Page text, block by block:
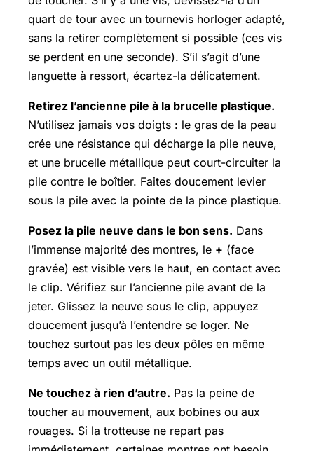
quart de tour avec un tournevis horloger adapté,
sans la retirer complètement si possible (ces vis
se perdent en une seconde). S’il s’agit d’une
languette à ressort, écartez-la délicatement.
Retirez l’ancienne pile à la brucelle plastique.
N’utilisez jamais vos doigts : le gras de la peau
crée une résistance qui décharge la pile neuve,
et une brucelle métallique peut court-circuiter la
pile contre le boîtier. Faites doucement levier
sous la pile avec la pointe de la pince plastique.
Posez la pile neuve dans le bon sens. Dans
l’immense majorité des montres, le + (face
gravée) est visible vers le haut, en contact avec
le clip. Vérifiez sur l’ancienne pile avant de la
jeter. Glissez la neuve sous le clip, appuyez
doucement jusqu’à l’entendre se loger. Ne
touchez surtout pas les deux pôles en même
temps avec un outil métallique.
Ne touchez à rien d’autre. Pas la peine de
toucher au mouvement, aux bobines ou aux
rouages. Si la trotteuse ne repart pas